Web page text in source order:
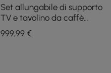
Set allungabile di supporto
TV e tavolino da caffè
Quoint
999,99€